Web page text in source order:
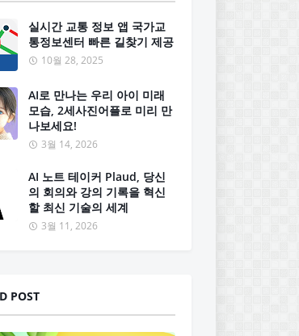
실시간 교통 정보 앱 국가교
통정보센터 빠른 길찾기 제공
10월 28, 2025
AI로 만나는 우리 아이 미래
모습, 2세사진어플로 미리 만
나보세요!
3월 14, 2026
AI 노트 테이커 Plaud, 당신
의 회의와 강의 기록을 혁신
할 최신 기술의 세계
3월 11, 2026
POST